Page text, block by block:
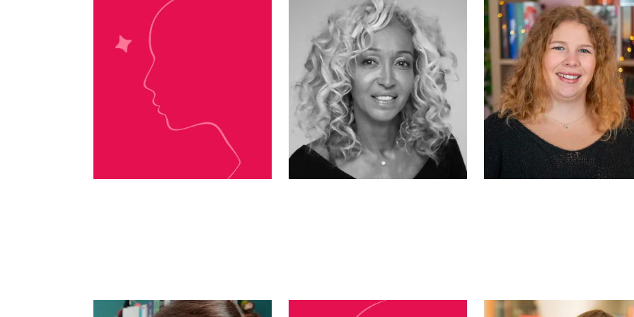
Huntington
Monica James Tara Jones Lucile Jones